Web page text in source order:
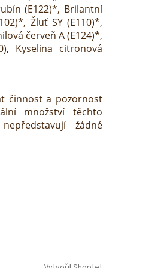
(E122)*, Brilantní
Žluť SY (E110)*,
červeň A (E124)*,
Kyselina citronová
činnost a pozornost
množství těchto
žádné